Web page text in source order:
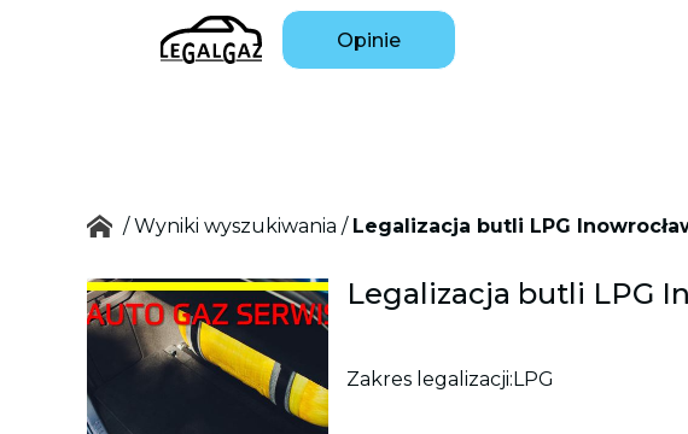
Opinie
/Wyniki wyszukiwania / Legalizacja butli LPG
Legalizacja butli LPG
Zakres legalizacji:LPG